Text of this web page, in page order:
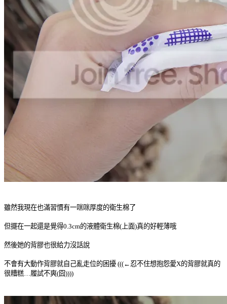
雖然我現在也滿習慣有一咪咪厚度的衛生棉了
但擺在一起還是覺得0.3cm的液體衛生棉(上面)真的好輕薄哦
然後她的背膠也很給力沒話說
不會有大動作背膠就自己亂走位的困擾 (((←忍不住想抱怨愛X的背膠就真的
很糟糕…履試不爽(囧))))